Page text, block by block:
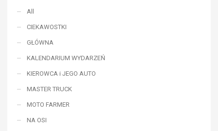
All
CIEKAWOSTKI
GŁÓWNA
KALENDARIUM WYDARZEŃ
KIEROWCA i JEGO AUTO
MASTER TRUCK
MOTO FARMER
NA OSI